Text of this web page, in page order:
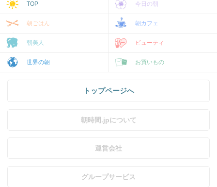
TOP 今日の朝
朝ごはん 朝カフェ
朝美人 ビューティ
世界の朝 お買いもの
トップページへ
朝時間.jpについて
運営会社
グループサービス